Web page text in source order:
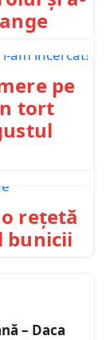
pe
tort
rețetă
bunicii
– Daca